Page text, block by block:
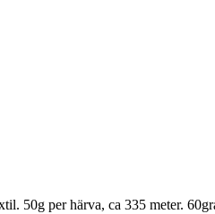
50g per härva, ca 335 meter.